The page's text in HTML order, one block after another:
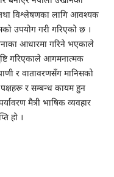
विश्लेषणका लागि आवश्यक
उपयोग गरी गरिएको छ ।
आधारमा गरिने भएकाले
गरिएकाले आगमनात्मक
र वातावरणसँग मानिसको
र सम्बन्ध कायम हुन
मैत्री भाषिक व्यवहार
हो ।